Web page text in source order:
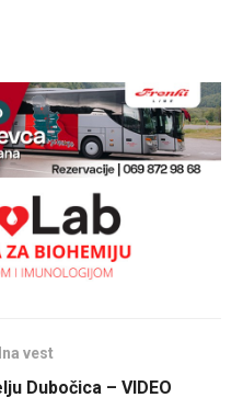
vest
Dubočica – VIDEO